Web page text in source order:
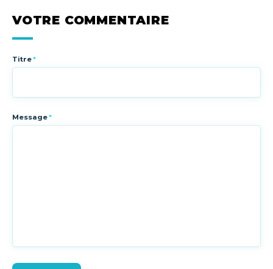
VOTRE COMMENTAIRE
Titre*
Message*